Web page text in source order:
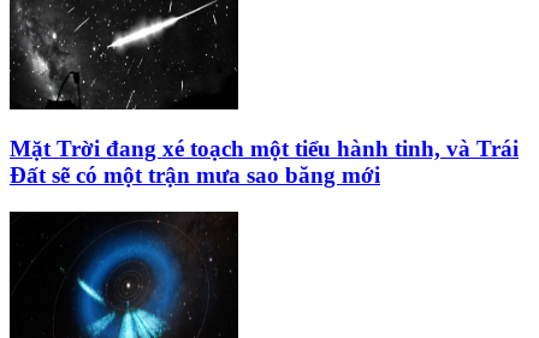
Mặt Trời đang xé toạch một tiểu hành tinh, và Trái
Đất sẽ có một trận mưa sao băng mới